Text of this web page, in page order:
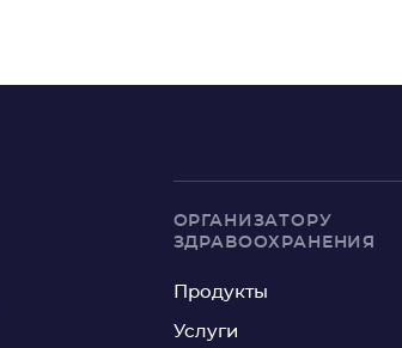
ОРГАНИЗАТОРУ
ЗДРАВООХРАНЕНИЯ
Продукты
Услуги